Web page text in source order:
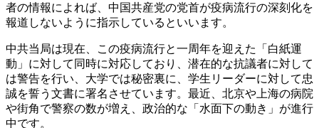
者の情報によれば、中国共産党の党首が疫病流行の深刻化を
報道しないように指示しているといいます。
中共当局は現在、この疫病流行と一周年を迎えた「白紙運
動」に対して同時に対応しており、潜在的な抗議者に対して
は警告を行い、大学では秘密裏に、学生リーダーに対して忠
誠を誓う文書に署名させています。最近、北京や上海の病院
や街角で警察の数が増え、政治的な「水面下の動き」が進行
中です。